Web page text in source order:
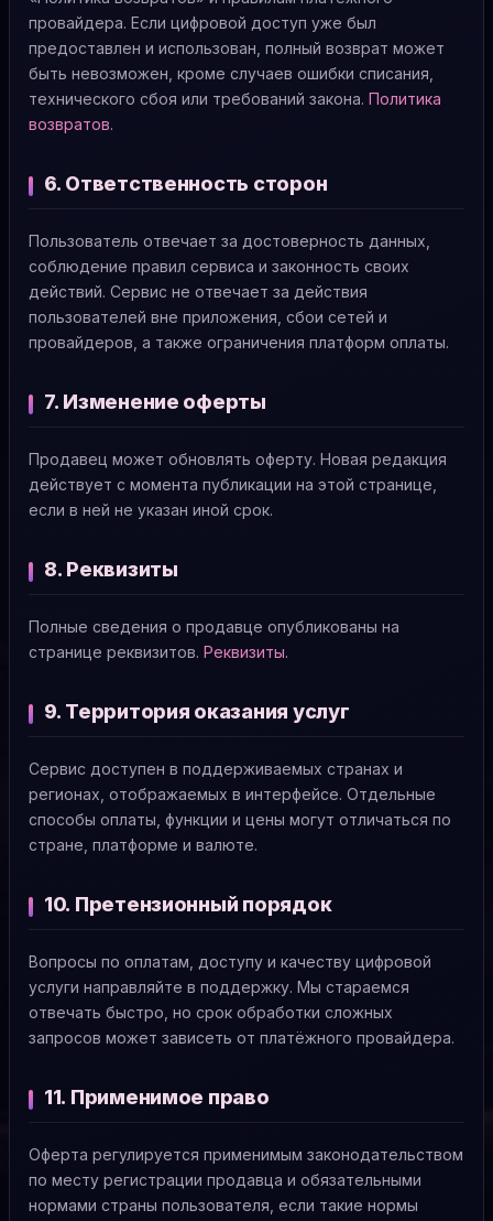
провайдера. Если цифровой доступ уже был
предоставлен и использован, полный возврат может
быть невозможен, кроме случаев ошибки списания,
технического сбоя или требований закона. Политика
возвратов.
6. Ответственность сторон
Пользователь отвечает за достоверность данных,
соблюдение правил сервиса и законность своих
действий. Сервис не отвечает за действия
пользователей вне приложения, сбои сетей и
провайдеров, а также ограничения платформ оплаты.
7. Изменение оферты
Продавец может обновлять оферту. Новая редакция
действует с момента публикации на этой странице,
если в ней не указан иной срок.
8. Реквизиты
Полные сведения о продавце опубликованы на
странице реквизитов. Реквизиты.
9. Территория оказания услуг
Сервис доступен в поддерживаемых странах и
регионах, отображаемых в интерфейсе. Отдельные
способы оплаты, функции и цены могут отличаться по
стране, платформе и валюте.
10. Претензионный порядок
Вопросы по оплатам, доступу и качеству цифровой
услуги направляйте в поддержку. Мы стараемся
отвечать быстро, но срок обработки сложных
запросов может зависеть от платёжного провайдера.
11. Применимое право
Оферта регулируется применимым законодательством
по месту регистрации продавца и обязательными
нормами страны пользователя, если такие нормы